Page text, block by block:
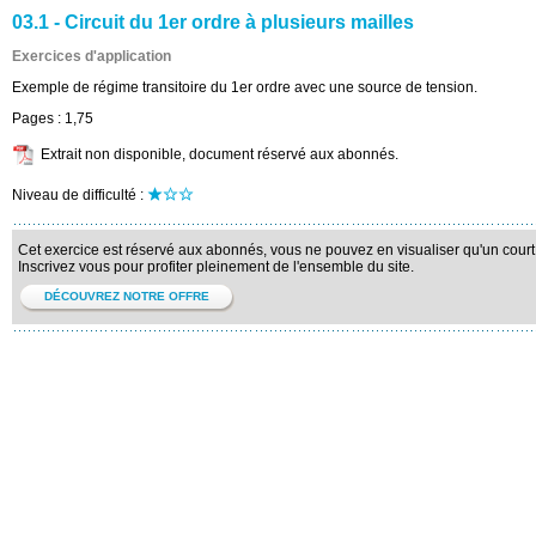
03.1 - Circuit du 1er ordre à plusieurs mailles
Exercices d'application
Exemple de régime transitoire du 1er ordre avec une source de tension.
Pages : 1,75
Extrait non disponible, document réservé aux abonnés.
Niveau de difficulté :
Cet exercice est réservé aux abonnés, vous ne pouvez en visualiser qu'un
Inscrivez vous pour profiter pleinement de l'ensemble du site.
DÉCOUVREZ NOTRE OFFRE